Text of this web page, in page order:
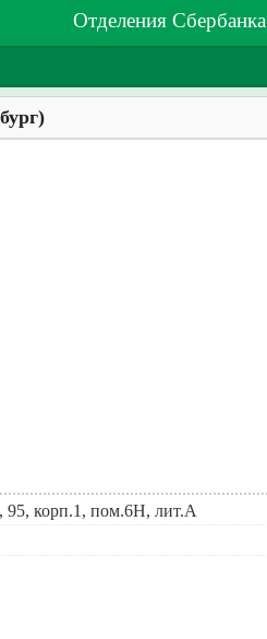
Отделения Сбербанка
95, корп.1, пом.6Н, лит.А